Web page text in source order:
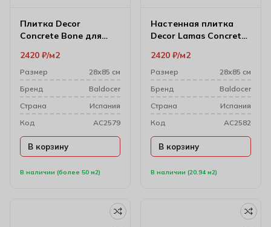
Плитка Decor
Concrete Bone для
28х85 см
В наличии (более 50 м2)
2420 ₽ м2
Размер
28х85 см
Бренд
Baldocer
Cтрана
Испания
Код
AC2579
В корзину
Настенная плитка
Decor Lamas Concrete
В наличии (20.94 м2)
2420 ₽ м2
Размер
28х85 см
Бренд
Baldocer
Cтрана
Испания
Код
AC2582
В корзину